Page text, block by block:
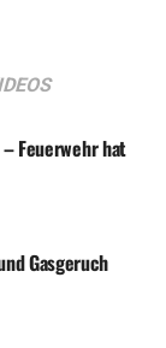
Feuerwehr hat
Gasgeruch